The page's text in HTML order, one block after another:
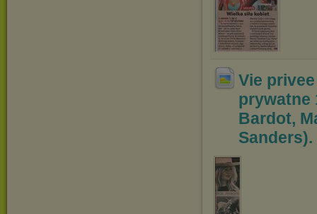
Vie
prywatne
Bardot,
Sanders).